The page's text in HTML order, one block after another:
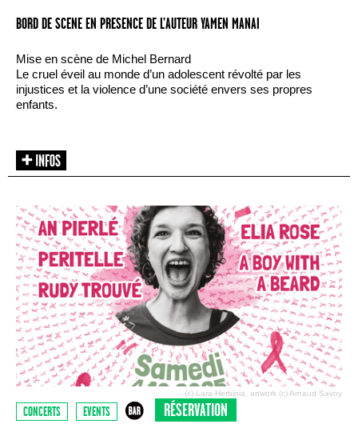
BORD DE SCENE EN PRESENCE DE L’AUTEUR YAMEN MANAI
Mise en scène de Michel Bernard
Le cruel éveil au monde d’un adolescent révolté par les
injustices et la violence d’une société envers ses propres
enfants.
(c) Lara Herbinia, artwork (c) Arnaud Savoy
CONCERTS EVENTS RÉSERVATION